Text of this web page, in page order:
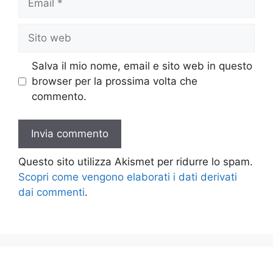
web
Salva il mio nome, email e sito web in questo
browser per la prossima volta che
commento.
Questo sito utilizza Akismet per ridurre lo spam.
Scopri come vengono elaborati i dati derivati
dai commenti.